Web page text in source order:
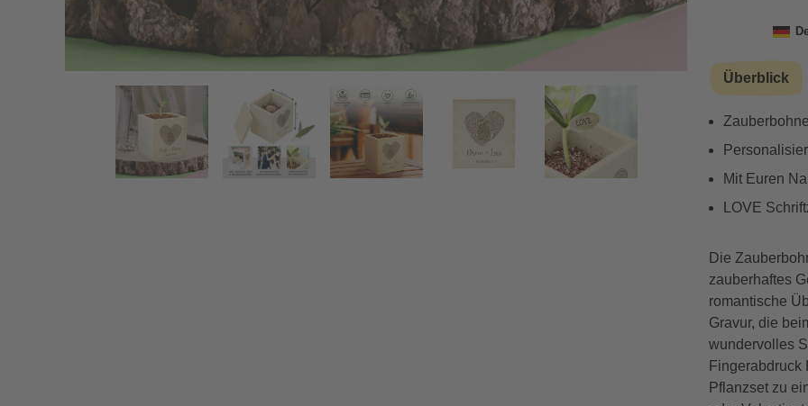
Zurück Vorwärts
Überblick
Mit Euren
LOVE
Die
zauberhaftes
romantische
Gravur, die
wundervolles
Fingerabdruck
Pflanzset zu